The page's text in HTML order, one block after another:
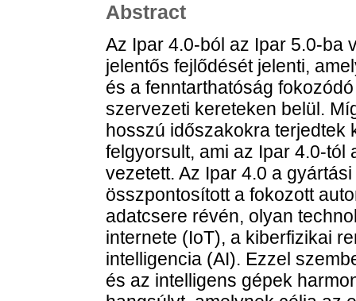
Abstract
Az Ipar 4.0-ból az Ipar 5.0-ba
jelentős fejlődését jelenti,
és a fenntarthatóság
szervezeti kereteken belül.
hosszú időszakokra terjedtek
felgyorsult, ami az Ipar 4.0-tól
vezetett. Az Ipar 4.0 a
összpontosított a fokozott
adatcsere révén, olyan
internete (IoT), a kiberfizikai
intelligencia (AI). Ezzel
és az intelligens gépek